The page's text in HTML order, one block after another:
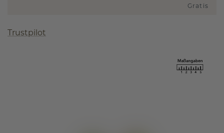
Gratis
Trustpilot